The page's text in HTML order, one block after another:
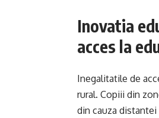
Inovatia
acces la
Inegalitatile de
rural. Copiii din
din cauza